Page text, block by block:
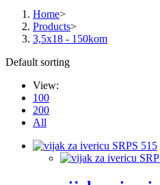
Home>
Products>
3,5x18 - 150kom
Default sorting
View:
100
200
All